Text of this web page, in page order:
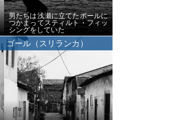
男たちは浅瀬に立てたポールに
つかまってスティルト・フィッ
シングをしていた
ゴール（スリランカ）